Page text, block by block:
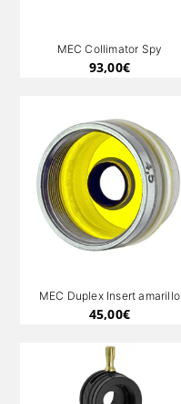
MEC Collimator Spy
93,00€
MEC Duplex Insert amarillo
45,00€